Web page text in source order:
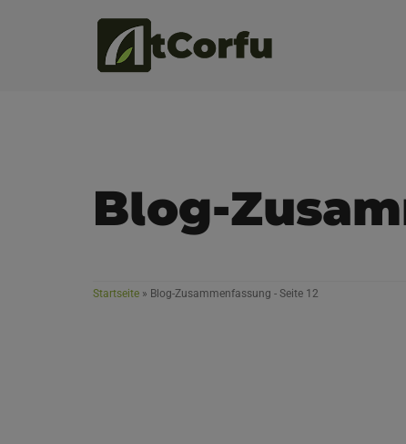
Blog-
Startseite » Blog-Zusammenfassung - Seite 12